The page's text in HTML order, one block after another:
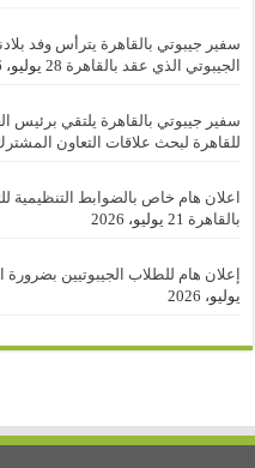
سفير جيبوتي بالقاهرة يترأس وفد
الجيبوتي الذي عقد بالقاهرة 28 يوليو، 2026
سفير جيبوتي بالقاهرة يلتقي برئيس
للقاهرة لبحث علاقات التعاون
اعلان هام خاص بالضوابط التنظيمية
بالقاهرة 21 يوليو، 2026
إعلان هام للطلاب الجيبوتيين
يوليو، 2026